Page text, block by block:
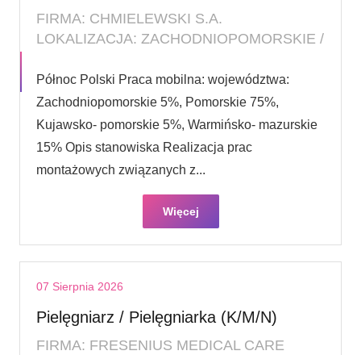
FIRMA: CHMIELEWSKI S.A.
LOKALIZACJA: ZACHODNIOPOMORSKIE /
Północ Polski Praca mobilna: województwa:
Zachodniopomorskie 5%, Pomorskie 75%,
Kujawsko- pomorskie 5%, Warmińsko- mazurskie
15% Opis stanowiska Realizacja prac
montażowych związanych z...
Więcej
07 Sierpnia 2026
Pielęgniarz / Pielęgniarka (K/M/N)
FIRMA: FRESENIUS MEDICAL CARE